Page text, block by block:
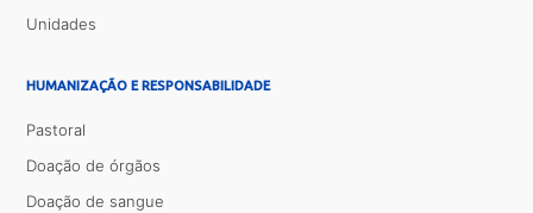
Unidades
HUMANIZAÇÃO E RESPONSABILIDADE
Pastoral
Doação de órgãos
Doação de sangue